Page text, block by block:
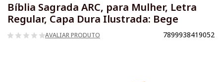
Bíblia Sagrada ARC, para Mulher, Letra
Regular, Capa Dura Ilustrada: Bege
AVALIAR PRODUTO 7899938419052